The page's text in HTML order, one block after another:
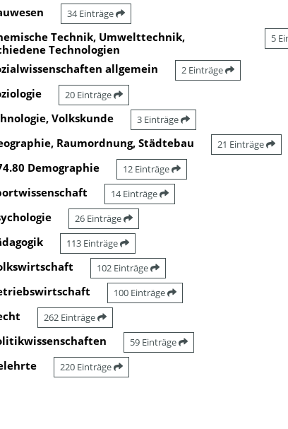
34 Einträge
Technik, Umwelttechnik,
Technologien
5
allgemein 2 Einträge
20 Einträge
Volkskunde 3 Einträge
Raumordnung, Städtebau 21 Einträge
Demographie 12 Einträge
14 Einträge
26 Einträge
113 Einträge
102 Einträge
100 Einträge
262 Einträge
59 Einträge
220 Einträge